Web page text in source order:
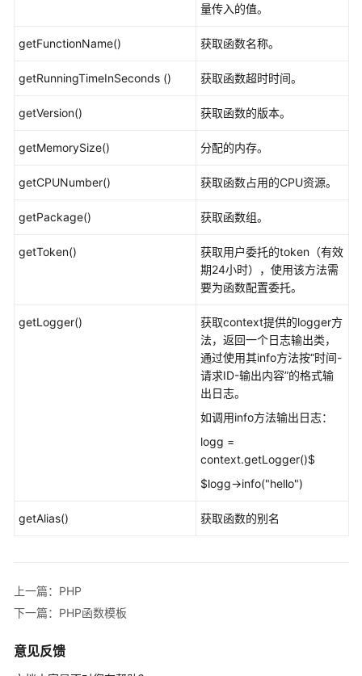
多
档
视
帮
通
参
任
（SLA）
书
资
支
量传入的值。
getFunctionName() 获取函数名称。
getRunningTimeInSeconds () 获取函数超时时间。
getVersion() 获取函数的版本。
getMemorySize() 分配的内存。
getCPUNumber() 获取函数占用的CPU资源。
getPackage() 获取函数组。
getToken()
获取用户委托的token（有效
期24小时），使用该方法需
要为函数配置委托。
getLogger()
获取context提供的logger方
法，返回一个日志输出类，
通过使用其info方法按“时间-
请求ID-输出内容”的格式输
出日志。
如调用info方法输出日志：
logg =
context.getLogger()$
$logg->info("hello")
getAlias() 获取函数的别名
上一篇：PHP
下一篇：PHP函数模板
意见反馈